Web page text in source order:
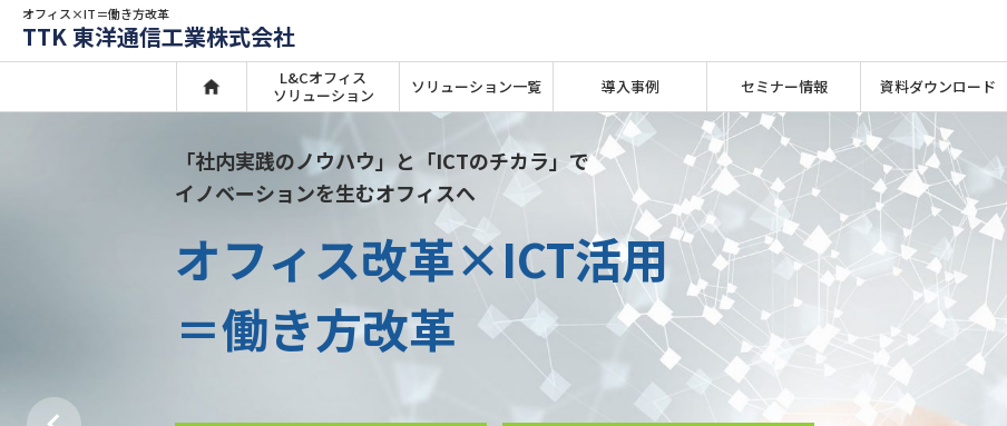
オフィス×IT＝働き方改革
TTK 東洋通信工業株式会社
L&Cオフィス
ソリューション
ソリューション一覧 導入事例 セミナー情報 資料ダウンロード
「社内実践のノウハウ」と「ICTのチカラ」で
イノベーションを生むオフィスへ
オフィス改革×ICT活用
＝働き方改革
「社内実践のノウハウ」と「ICTのチカラ」で
イノベーションを生むオフィスへ
オフィス改革×ICT活用
＝働き方改革
「社内実践のノウハウ」と「ICTのチカラ」で
イノベーションを生むオフィスへ
働き方を変えれば、
生産性は劇的に上がる